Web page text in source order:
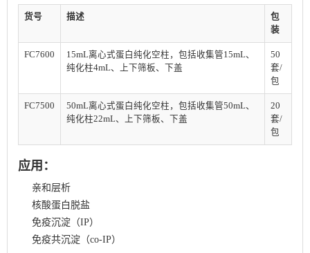
货号 描述
包
装
FC7600
15mL离心式蛋白纯化空柱，包括收集管15mL、
纯化柱4mL、上下筛板、下盖
50
套/
包
FC7500
50mL离心式蛋白纯化空柱，包括收集管50mL、
纯化柱22mL、上下筛板、下盖
20
套/
包
应用：
亲和层析
核酸蛋白脱盐
免疫沉淀（IP）
免疫共沉淀（co-IP）